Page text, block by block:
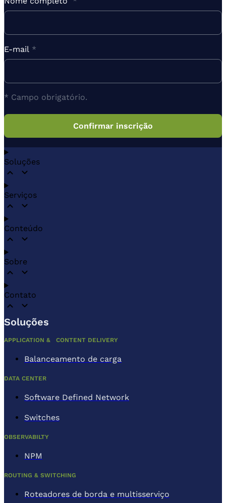
E-mail *
* Campo obrigatório.
Soluções
Serviços
Conteúdo
Sobre
Contato
Soluções
APPLICATION & CONTENT DELIVERY
Balanceamento de carga
DATA CENTER
Software Defined Network
Switches
OBSERVABILTY
NPM
ROUTING & SWITCHING
Roteadores de borda e multisserviço